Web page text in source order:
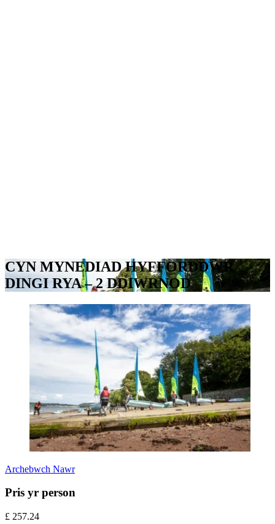
CYN MYNEDIAD HYFFORDDWR
DINGI RYA – 2 DDIWRNOD
Archebwch Nawr
Pris yr person
£ 257.24